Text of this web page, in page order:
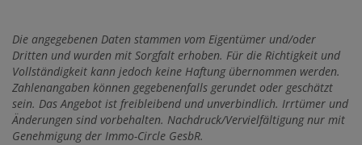
Die angegebenen Daten stammen vom Eigentümer und/oder
Dritten und wurden mit Sorgfalt erhoben. Für die Richtigkeit und
Vollständigkeit kann jedoch keine Haftung übernommen werden.
Zahlenangaben können gegebenenfalls gerundet oder geschätzt
sein. Das Angebot ist freibleibend und unverbindlich. Irrtümer und
Änderungen sind vorbehalten. Nachdruck/Vervielfältigung nur mit
Genehmigung der Immo-Circle GesbR.